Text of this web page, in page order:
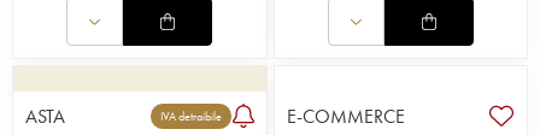
ASTA IVA detraibile E-COMMERCE